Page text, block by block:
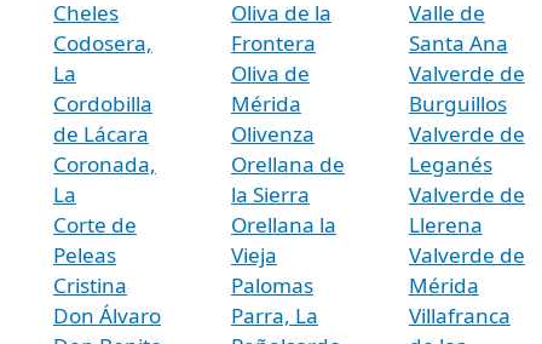
Cheles
Codosera,
La
Cordobilla
de Lácara
Coronada,
La
Corte de
Peleas
Cristina
Don Álvaro
Oliva de la
Frontera
Oliva de
Mérida
Olivenza
Orellana de
la Sierra
Orellana la
Vieja
Palomas
Parra, La
Valle de
Santa Ana
Valverde de
Burguillos
Valverde de
Leganés
Valverde de
Llerena
Valverde de
Mérida
Villafranca